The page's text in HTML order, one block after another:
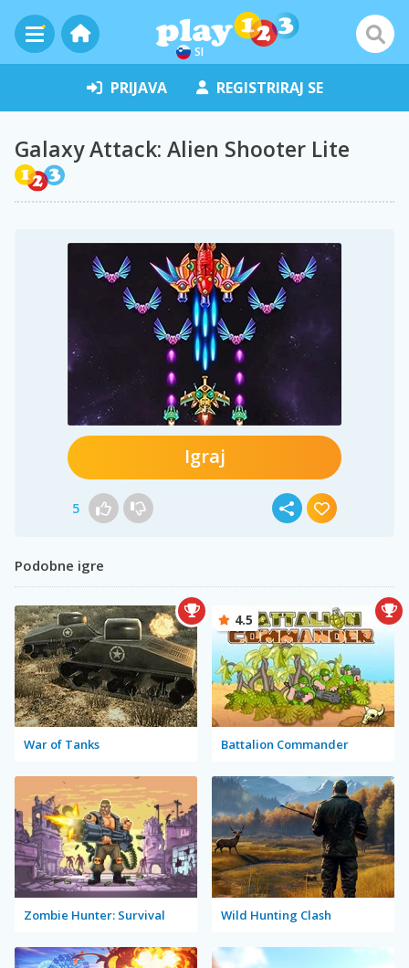
SI
PRIJAVA REGISTRIRAJ SE
Galaxy Attack: Alien Shooter Lite
Igraj
5
Podobne igre
War of Tanks Battalion Commander
4.5
Zombie Hunter: Survival Wild Hunting Clash